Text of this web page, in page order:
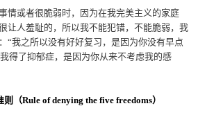
情或者很脆弱时，因为在我完美主义的家庭
让人羞耻的，所以我不能犯错，不能脆弱，我
“我之所以没有好好复习，是因为你没有早点
得了抑郁症，是因为你从来不考虑我的感
（Rule of denying the five freedoms）